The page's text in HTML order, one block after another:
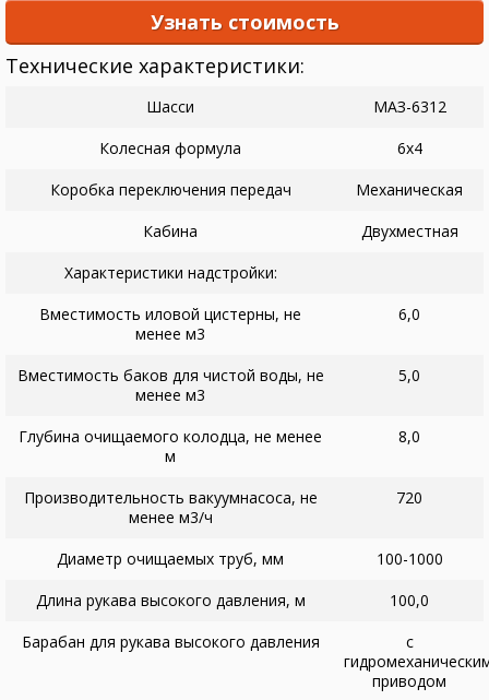
Узнать стоимость
Технические характеристики:
Шасси
МАЗ-6312
Колесная формула
6х4
Коробка переключения передач
Механическая
Кабина
Двухместная
Характеристики надстройки:
Вместимость иловой цистерны, не
менее м3
6,0
Вместимость баков для чистой воды, не
менее м3
5,0
Глубина очищаемого колодца, не менее
м
8,0
Производительность вакуумнасоса, не
менее м3/ч
720
Диаметр очищаемых труб, мм
100-1000
Длина рукава высокого давления, м
100,0
Барабан для рукава высокого давления
с
приводом